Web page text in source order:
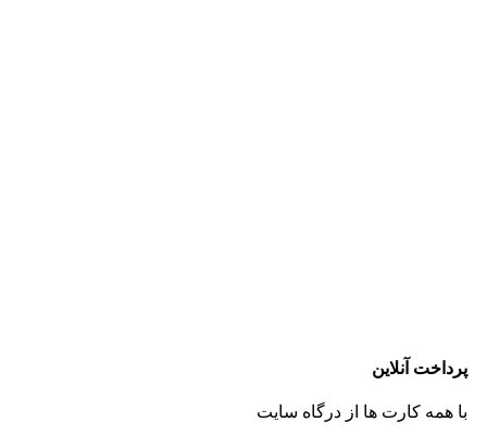
پرداخت آنلاین
با همه کارت ها از درگاه سایت